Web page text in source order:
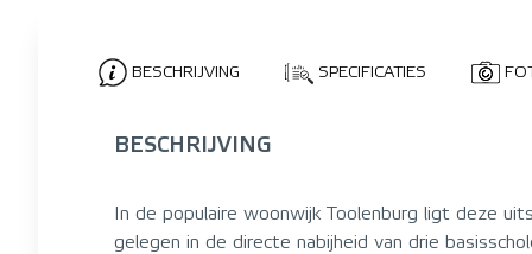
BESCHRIJVING SPECIFICATIES
BESCHRIJVING
In de populaire woonwijk Toolenburg ligt deze
gelegen in de directe nabijheid van drie